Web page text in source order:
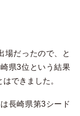
場だったので、と
県3位という結果
できました。
長崎県第3シード